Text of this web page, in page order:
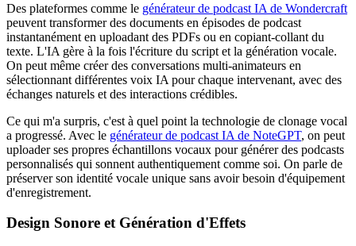
Des plateformes comme le générateur de podcast IA de Wondercraft
peuvent transformer des documents en épisodes de podcast
instantanément en uploadant des PDFs ou en copiant-collant du
texte. L'IA gère à la fois l'écriture du script et la génération vocale.
On peut même créer des conversations multi-animateurs en
sélectionnant différentes voix IA pour chaque intervenant, avec des
échanges naturels et des interactions crédibles.
Ce qui m'a surpris, c'est à quel point la technologie de clonage vocal
a progressé. Avec le générateur de podcast IA de NoteGPT, on peut
uploader ses propres échantillons vocaux pour générer des podcasts
personnalisés qui sonnent authentiquement comme soi. On parle de
préserver son identité vocale unique sans avoir besoin d'équipement
d'enregistrement.
Design Sonore et Génération d'Effets